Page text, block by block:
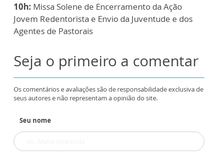
10h: Missa Solene de Encerramento da Ação
Jovem Redentorista e Envio da Juventude e dos
Agentes de Pastorais
Seja o primeiro a comentar
Os comentários e avaliações são de responsabilidade exclusiva de
seus autores e não representam a opinião do site.
Seu nome